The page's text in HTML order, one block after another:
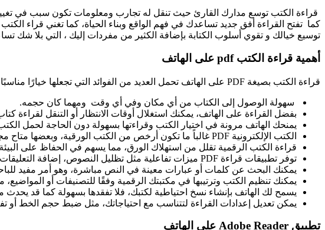
قراءة الكتب توسع مدارك القارئ حيث تنقل له تجارب ومعلومات تكون سبب في
كما تفتح القراءة أفق جديد تساعدك في فهم الواقع وبناء الحياة، كما تغني قراء
توسيع خيالك و تقوي أسلوب الكتابة بإضافة الكثير من مفردات إليك ، التي بلا شك
أهمية قراءة الكتب pdf على الهاتف
قراءة الكتب بصيغة PDF على الهاتف تحمل العديد من الفوائد التي تجعلها خيارًا مناسبًا للكثيرين وتتجلى أهميتها فيما يلي:
سهولة الوصول إلى الكتاب من أي مكان وفي أي وقت ومهما كان حجمه.
بفضل القراءة على الهاتف، يمكنك استغلال أوقات الانتظار أو التنقل
يمنحك الهاتف مرونة في اختيار الكتب وقراءتها بسهولة دون الحاجة لحمل
الكتب الإلكترونية PDF غالباً ما تكون أرخص من الكتب الورقية، وبعضها متاح مجاناً للتحميل من على على الإنترنت.
قراءة الكتب الرقمية تقلل من استهلاك الورق، مما يسهم في الحفاظ على
توفر تطبيقات قراءة PDF ميزات تفاعلية مثل تظليل النصوص، إضافة التعليقات، وحفظ الإشارات المرجعية، مما يسهل العودة إلى المعلومات المهمة.
يمكنك البحث عن كلمات أو عبارات معينة في النص مباشرة، وهو أمر مفيد
يمكنك تنظيم الكتب وترتيبها في مكتبتك الرقمية وفقًا للتصنيفات أو
يسمح لك الهاتف بإنشاء نسخ احتياطية لكتبك، فلا تفقدها بسهولة كما قد يحدث
يمكن تعديل إعدادات القراءة لتتناسب مع احتياجاتك، مثل ضبط حجم الخط أو
تطبيق Adobe Reader على الهاتف